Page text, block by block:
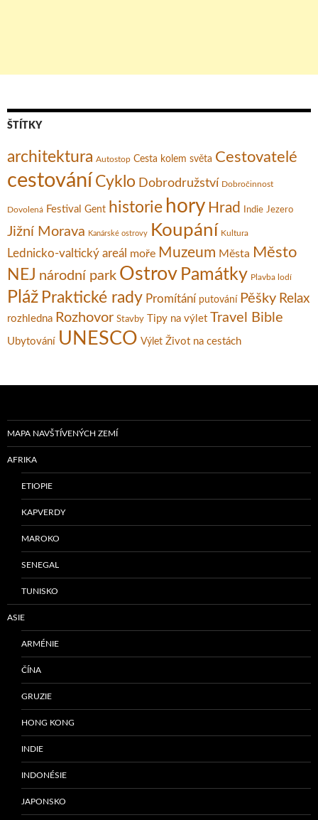
ŠTÍTKY
architektura Autostop Cesta kolem světa Cestovatelé
cestování Cyklo Dobrodružství Dobročinnost
Dovolená Festival Gent historie hory Hrad Indie Jezero
Jižní Morava Kanárské ostrovy Koupání Kultura
Lednicko-valtický areál moře Muzeum Města Město
NEJ národní park Ostrov Památky Plavba lodí
Pláž Praktické rady Promítání putování Pěšky Relax
rozhledna Rozhovor Stavby Tipy na výlet Travel Bible
Ubytování UNESCO Výlet Život na cestách
MAPA NAVŠTÍVENÝCH ZEMÍ
AFRIKA
ETIOPIE
KAPVERDY
MAROKO
SENEGAL
TUNISKO
ASIE
ARMÉNIE
ČÍNA
GRUZIE
HONG KONG
INDIE
INDONÉSIE
JAPONSKO